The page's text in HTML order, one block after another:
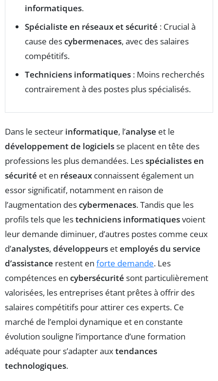
informatiques.
Spécialiste en réseaux et sécurité : Crucial à
cause descybermenaces, avec des salaires
compétitifs.
Techniciens informatiques : Moins recherchés
contrairement à des postes plus spécialisés.
Dans le secteur informatique, l’analyse et le
développement de logicielsse placent en tête des
professions les plus demandées. Lesspécialistes en
sécurité et en réseaux connaissent également un
essor significatif, notamment en raison de
l’augmentation descybermenaces. Tandis que les
profils tels que lestechniciens informatiquesvoient
leur demande diminuer, d’autres postes comme ceux
d’analystes, développeurs etemployés du service
d’assistance restent en forte demande. Les
compétences en cybersécurité sont particulièrement
valorisées, les entreprises étant prêtes à offrir des
salaires compétitifs pour attirer ces experts. Ce
marché de l’emploi dynamique et en constante
évolution souligne l’importance d’une formation
adéquate pour s’adapter auxtendances
technologiques.